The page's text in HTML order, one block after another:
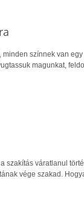
minden színnek van
magunkat,
szakítás váratlanul
vége szakad.